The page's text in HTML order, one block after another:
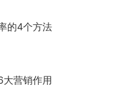
的4个方法
营销作用